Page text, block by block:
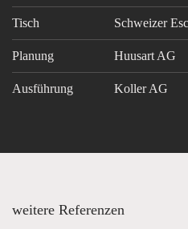
Tisch Schweizer
Planung Huusart AG
Ausführung Koller AG
weitere Referenzen